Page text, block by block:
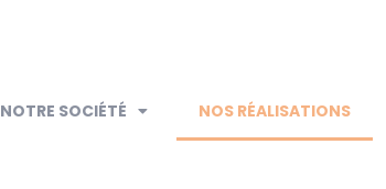
NOTRE SOCIÉTÉ NOS RÉALISATIONS